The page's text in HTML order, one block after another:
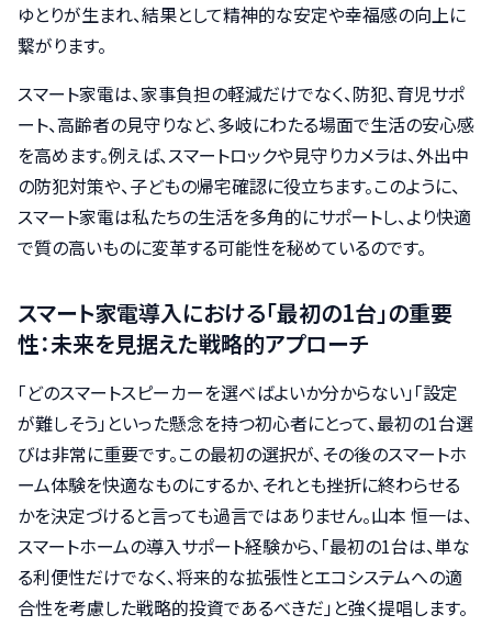
ゆとりが生まれ、結果として精神的な安定や幸福感の向上に
繋がります。
スマート家電は、家事負担の軽減だけでなく、防犯、育児サポ
ート、高齢者の見守りなど、多岐にわたる場面で生活の安心感
を高めます。例えば、スマートロックや見守りカメラは、外出中
の防犯対策や、子どもの帰宅確認に役立ちます。このように、
スマート家電は私たちの生活を多角的にサポートし、より快適
で質の高いものに変革する可能性を秘めているのです。
スマート家電導入における「最初の1台」の重要
性：未来を見据えた戦略的アプローチ
「どのスマートスピーカーを選べばよいか分からない」「設定
が難しそう」といった懸念を持つ初心者にとって、最初の1台選
びは非常に重要です。この最初の選択が、その後のスマートホ
ーム体験を快適なものにするか、それとも挫折に終わらせる
かを決定づけると言っても過言ではありません。山本 恒一は、
スマートホームの導入サポート経験から、「最初の1台は、単な
る利便性だけでなく、将来的な拡張性とエコシステムへの適
合性を考慮した戦略的投資であるべきだ」と強く提唱します。